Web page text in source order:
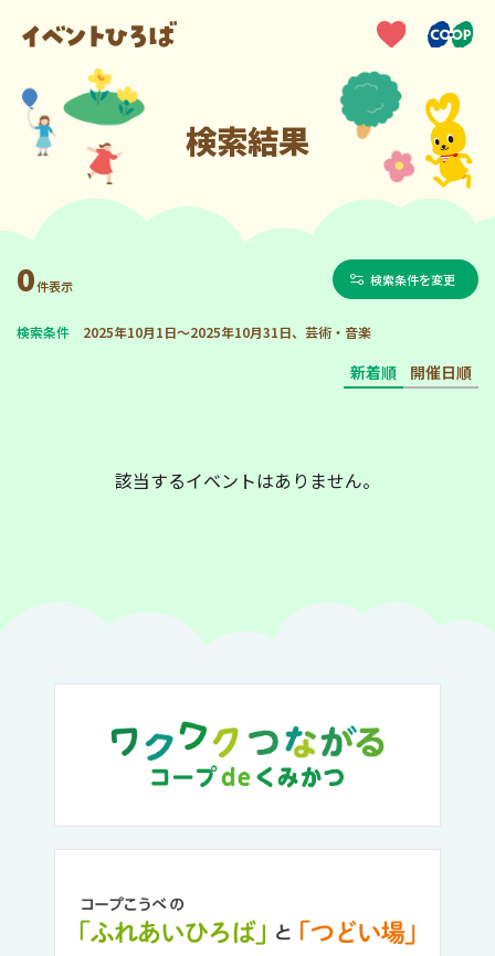
検索結果
0件表示 検索条件を変更
検索条件 2025年10月1日～2025年10月31日、芸術・音楽
新着順 開催日順
該当するイベントはありません。